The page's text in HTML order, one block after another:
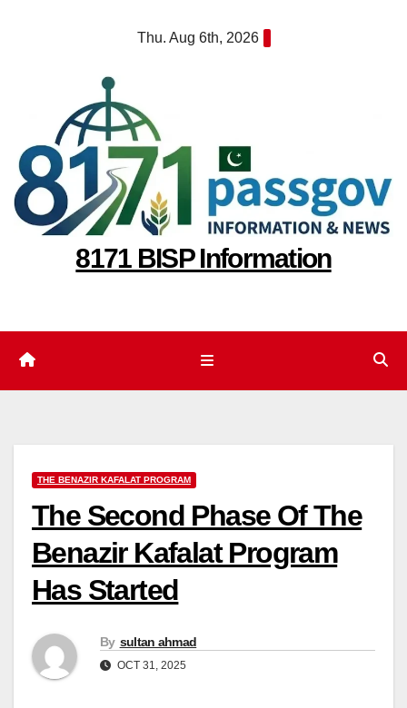
Thu. Aug 6th, 2026
8171 BISP Information
THE BENAZIR KAFALAT PROGRAM
The Second Phase Of The
Benazir Kafalat Program
Has Started
By sultan ahmad
OCT 31, 2025